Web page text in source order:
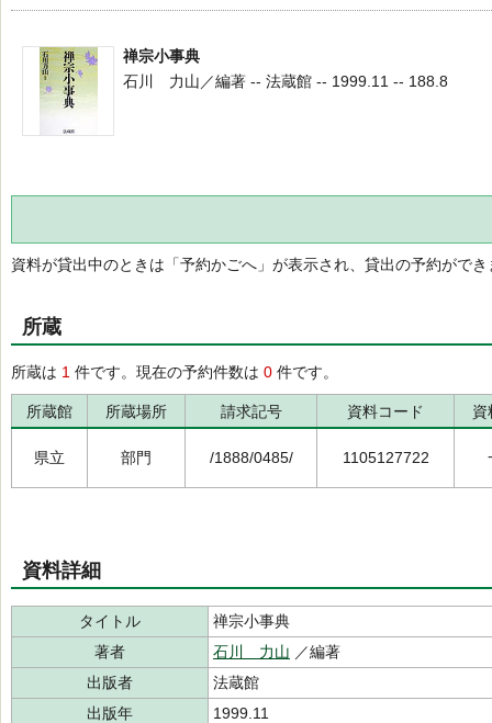
禅宗小事典
石川 力山／編著 -- 法蔵館 -- 1999.11 -- 188.8
資料が貸出中のときは「予約かごへ」が表示され、貸出の予約ができ
所蔵
所蔵は 1 件です。現在の予約件数は 0 件です。
所蔵館 所蔵場所 請求記号 資料コード 資
県立 部門 /1888/0485/ 1105127722
資料詳細
タイトル
禅宗小事典
著者
石川 力山 ／編著
出版者
法蔵館
出版年
1999.11